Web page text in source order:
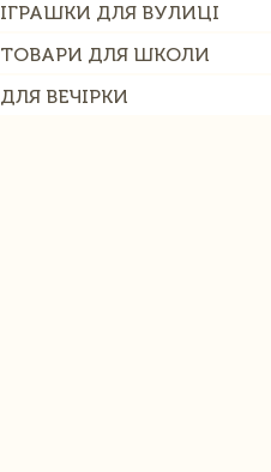
ІГРАШКИ ДЛЯ ВУЛИЦІ
ТОВАРИ ДЛЯ ШКОЛИ
ДЛЯ ВЕЧІРКИ